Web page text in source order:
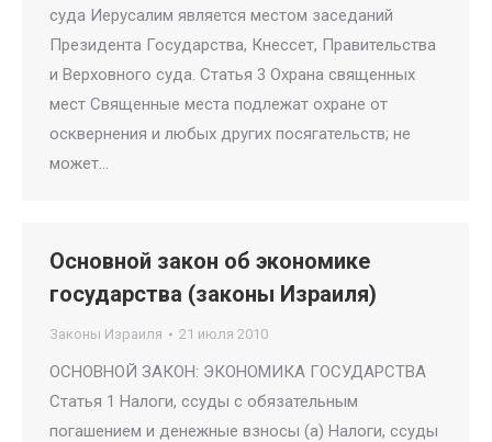
суда Иерусалим является местом заседаний
Президента Государства, Кнессет, Правительства
и Верховного суда. Статья 3 Охрана священных
мест Священные места подлежат охране от
осквернения и любых других посягательств; не
может…
Основной закон об экономике
государства (законы Израиля)
Законы Израиля 21 июля 2010
ОСНОВНОЙ ЗАКОН: ЭКОНОМИКА ГОСУДАРСТВА
Статья 1 Налоги, ссуды с обязательным
погашением и денежные взносы (a) Налоги, ссуды